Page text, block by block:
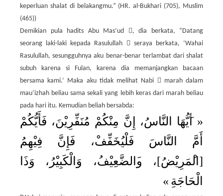
keperluan shalat di belakangmu.” (HR. al-Bukhari (705), Muslim
(465))
Demikian pula hadits Abu Mas’ud
, dia berkata, “Datang
seorang laki-laki kepada Rasulullah
 seraya berkata, ‘Wahai
Rasulullah, sesungguhnya aku benar-benar terlambat dari shalat
subuh karena si Fulan, karena dia memanjangkan bacaan
bersama kami.’ Maka aku tidak melihat Nabi  marah dalam
mau’izhah beliau sama sekali yang lebih keras dari marah beliau
pada hari itu. Kemudian beliah bersabda:
«أيها الناس، إ ن منكم منفِّرين، فأيكم
مَّ الناس فليخفف، فإن فيهم
[ المريض]، و الضعيف، و الكبير ، وذ
الحاجة »